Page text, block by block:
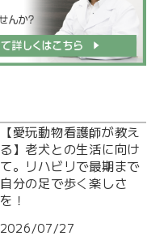
【愛玩動物看護師が教え
る】老犬との生活に向け
て。リハビリで最期まで
自分の足で歩く楽しさ
を！
2026/07/27